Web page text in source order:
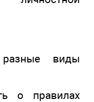
виды
о правилах